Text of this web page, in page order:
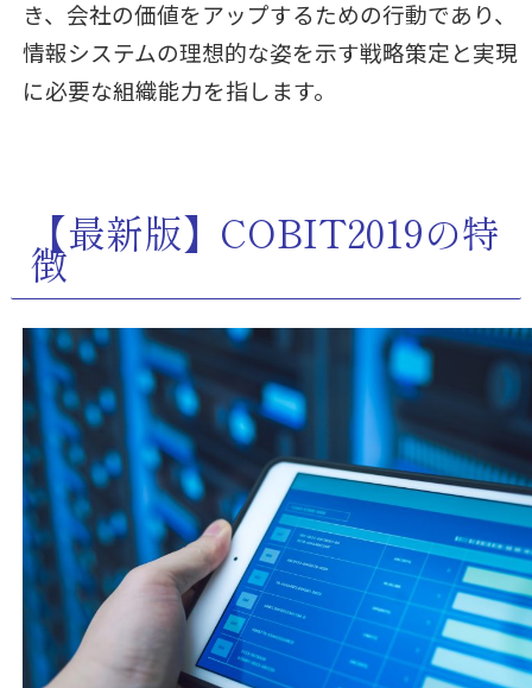
き、会社の価値をアップするための行動であり、
情報システムの理想的な姿を示す戦略策定と実現
に必要な組織能力を指します。
【最新版】COBIT2019の特
徴